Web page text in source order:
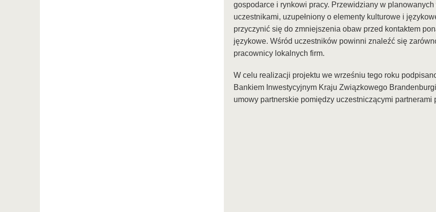
gospodarce i rynkowi pracy. Przewidziany w
uczestnikami, uzupełniony o elementy kulturowe i
przyczynić się do zmniejszenia obaw przed kontaktem
językowe. Wśród uczestników powinni znaleźć się
pracownicy lokalnych firm.
W celu realizacji projektu we wrześniu tego roku
Bankiem Inwestycyjnym Kraju Związkowego
umowy partnerskie pomiędzy uczestniczącymi partnerami